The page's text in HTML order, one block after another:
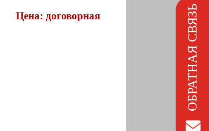
ОБРАТНАЯ СВЯЗЬ
Цена: договорная